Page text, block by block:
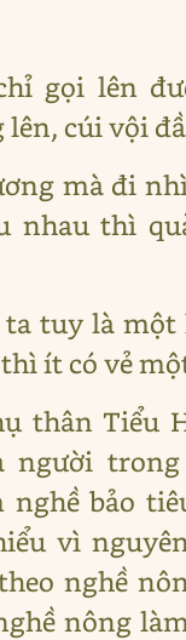
gọi lên
cúi vội
mà đi
nhau thì
ta tuy là một
ít có vẻ
thân Tiểu
người
nghề bảo
vì
nghề
nông